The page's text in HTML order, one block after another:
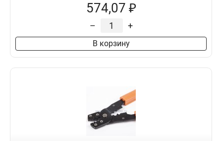
574,07 ₽
– +
В корзину